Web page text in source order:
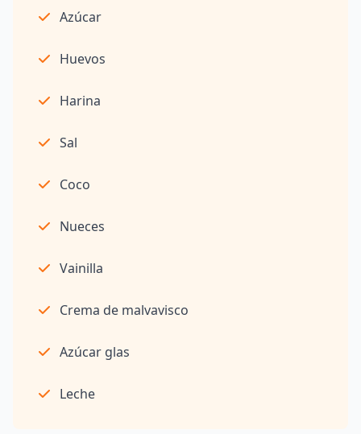
Azúcar
Huevos
Harina
Sal
Coco
Nueces
Vainilla
Crema de malvavisco
Azúcar glas
Leche